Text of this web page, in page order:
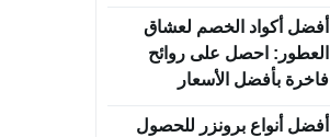
أفضل أكواد الخصم لعشاق
العطور: احصل على روائح
فاخرة بأفضل الأسعار
أفضل أنواع برونزر للحصول